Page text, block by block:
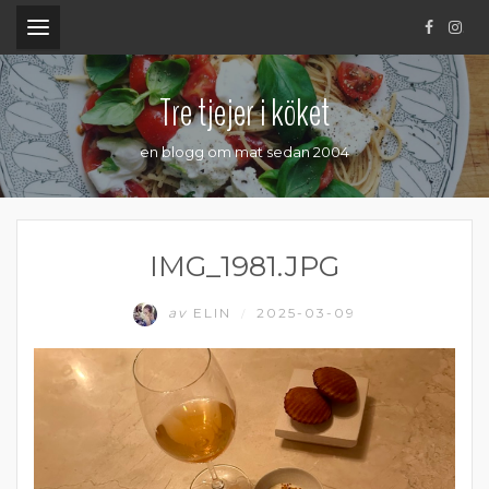
.
Tre tjejer i köket
en blogg om mat sedan 2004
IMG_1981.JPG
av ELIN 2025-03-09